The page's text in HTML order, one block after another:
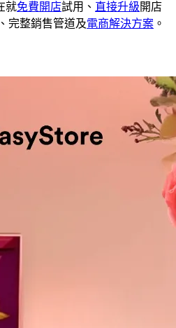
就免費開店試用、 直接升級開店
完整銷售管道及電商解決方案 。